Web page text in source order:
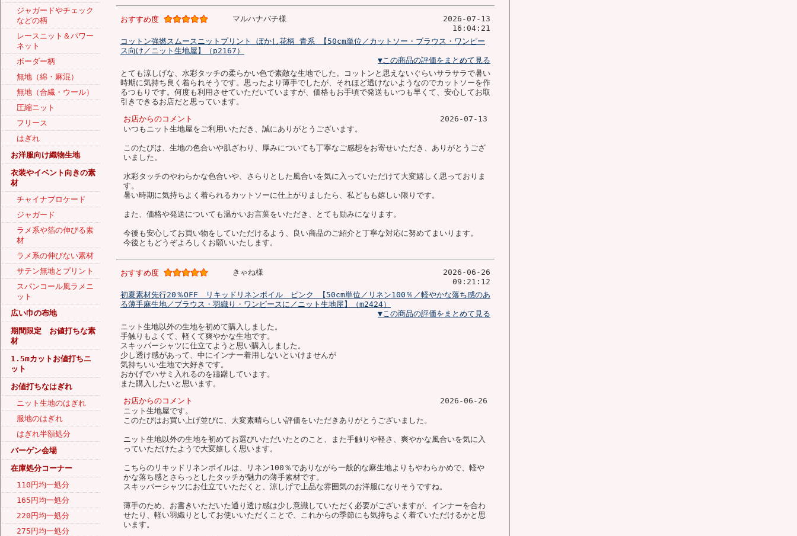
ジャガードやチェック
などの柄
レースニット＆パワー
ネット
ボーダー柄
無地（綿・麻混）
無地（合繊・ウール）
圧縮ニット
フリース
はぎれ
お洋服向け織物生地
衣装やイベント向きの素
材
チャイナブロケード
ジャガード
ラメ系や箔の伸びる素
材
ラメ系の伸びない素材
サテン無地とプリント
スパンコール風ラメニ
ット
広い巾の布地
期間限定 お値打ちな素
材
1.5mカットお値打ちニ
ット
お値打ちなはぎれ
ニット生地のはぎれ
服地のはぎれ
はぎれ半額処分
バーゲン会場
在庫処分コーナー
110円均一処分
165円均一処分
220円均一処分
275円均一処分
おすすめ度 マルハナバチ様
2026-07-13
16:04:21
コットン強撚スムースニットプリント ぼかし花柄 青系 【50cm単位／カットソー・ブラウス・ワンピー
ス向け／ニット生地屋】（p2167）
▼この商品の評価をまとめて見る
とても涼しげな、水彩タッチの柔らかい色で素敵な生地でした。コットンと思えないぐらいサラサラで暑い
時期に気持ち良く着られそうです。思ったより薄手でしたが、それほど透けないようなのでカットソーを作
るつもりです。何度も利用させていただいていますが、価格もお手頃で発送もいつも早くて、安心してお取
引きできるお店だと思っています。
お店からのコメント
2026-07-13
いつもニット生地屋をご利用いただき、誠にありがとうございます。
このたびは、生地の色合いや肌ざわり、厚みについても丁寧なご感想をお寄せいただき、ありがとうござ
いました。
水彩タッチのやわらかな色合いや、さらりとした風合いを気に入っていただけて大変嬉しく思っておりま
す。
暑い時期に気持ちよく着られるカットソーに仕上がりましたら、私どもも嬉しい限りです。
また、価格や発送についても温かいお言葉をいただき、とても励みになります。
今後も安心してお買い物をしていただけるよう、良い商品のご紹介と丁寧な対応に努めてまいります。
今後ともどうぞよろしくお願いいたします。
おすすめ度 きゃね様
2026-06-26
09:21:12
初夏素材先行20％OFF リキッドリネンボイル ピンク 【50cm単位／リネン100％／軽やかな落ち感のあ
る薄手麻生地／ブラウス・羽織り・ワンピースに／ニット生地屋】（m2424）
▼この商品の評価をまとめて見る
ニット生地以外の生地を初めて購入しました。
手触りもよくて、軽くて爽やかな生地です。
スキッパーシャツに仕立てようと思い購入しました。
少し透け感があって、中にインナー着用しないといけませんが
気持ちいい生地で大好きです。
おかげでハサミ入れるのを躊躇しています。
また購入したいと思います。
お店からのコメント
2026-06-26
ニット生地屋です。
このたびはお買い上げ並びに、大変素晴らしい評価をいただきありがとうございました。
ニット生地以外の生地を初めてお選びいただいたとのこと、また手触りや軽さ、爽やかな風合いを気に入
っていただけたようで大変嬉しく思います。
こちらのリキッドリネンボイルは、リネン100％でありながら一般的な麻生地よりもやわらかめで、軽や
かな落ち感とさらっとしたタッチが魅力の薄手素材です。
スキッパーシャツにお仕立ていただくと、涼しげで上品な雰囲気のお洋服になりそうですね。
薄手のため、お書きいただいた通り透け感は少し意識していただく必要がございますが、インナーを合わ
せたり、軽い羽織りとしてお使いいただくことで、これからの季節にも気持ちよく着ていただけるかと思
います。